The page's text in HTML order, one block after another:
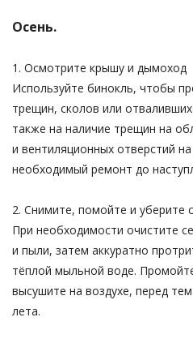
Осень.
1. Осмотрите крышу и дымоход
Используйте бинокль, чтобы
трещин, сколов или
также на наличие трещин на
и вентиляционных отверстий
необходимый ремонт до
2. Снимите, помойте и уберите
При необходимости очистите
и пыли, затем аккуратно
тёплой мыльной воде.
высушите на воздухе, перед
лета.